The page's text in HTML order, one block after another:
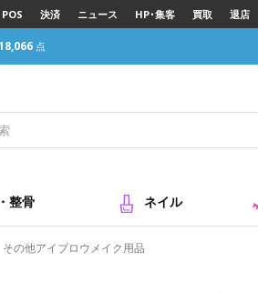
POS 決済 ニュース HP･集客 買取 退店
点
整骨 ネイル
その他アイブロウメイク用品